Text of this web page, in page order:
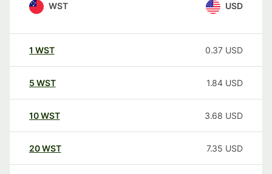
WST USD
1 WST 0.37 USD
5 WST 1.84 USD
10WST 3.68 USD
20WST 7.35 USD